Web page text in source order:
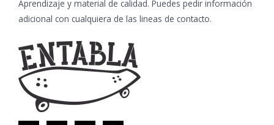
Aprendizaje y material de calidad. Puedes pedir información
adicional con cualquiera de las lineas de contacto.